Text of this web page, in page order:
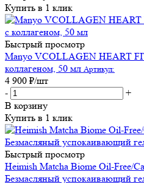
Купить в 1 клик
Быстрый просмотр
Manyo VCOLLAGEN HEART
коллагеном, 50 мл Артикул:
4 900 ₽/шт
-
+
В корзину
Купить в 1 клик
Быстрый просмотр
Heimish Matcha Biome Oil-Free/
Безмасляный успокаивающий